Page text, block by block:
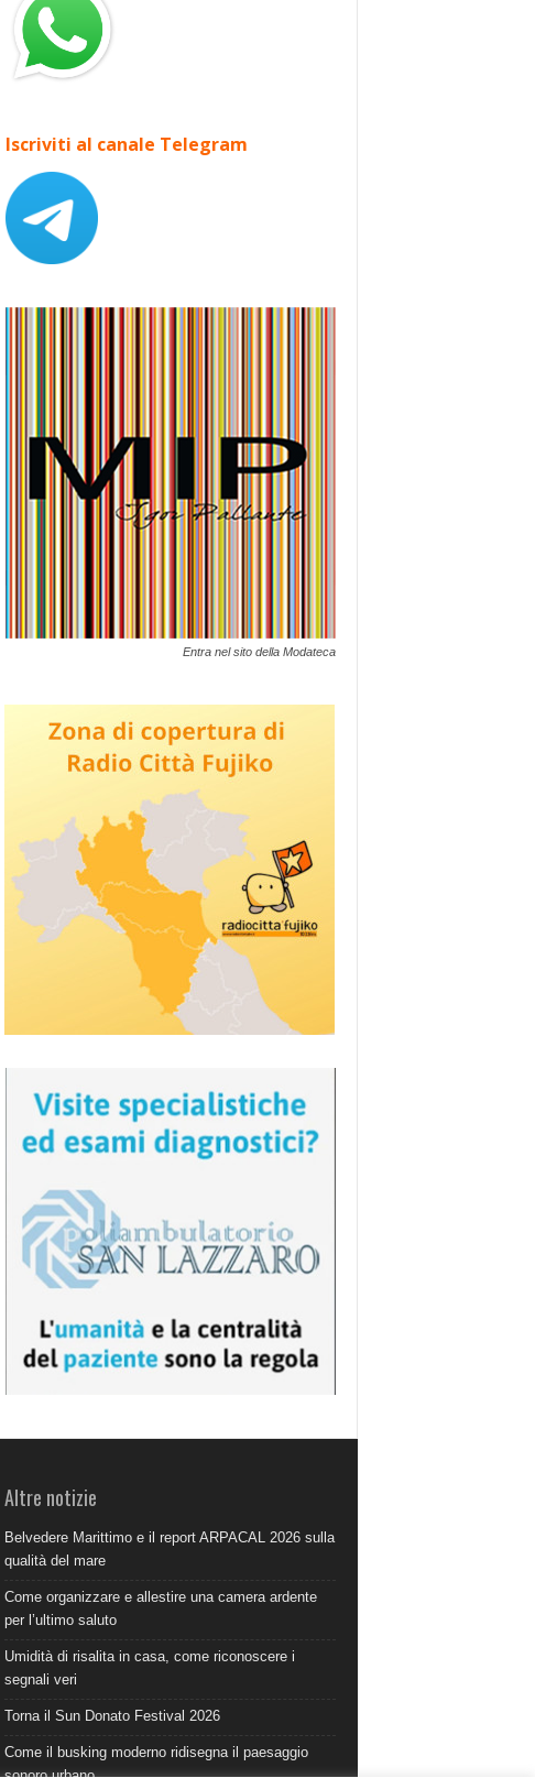
Iscriviti al canale Telegram
Entra nel sito della Modateca
Altre notizie
Belvedere Marittimo e il report ARPACAL 2026 sulla
qualità del mare
Come organizzare e allestire una camera ardente
per l’ultimo saluto
Umidità di risalita in casa, come riconoscere i
segnali veri
Torna il Sun Donato Festival 2026
Come il busking moderno ridisegna il paesaggio
sonoro urbano